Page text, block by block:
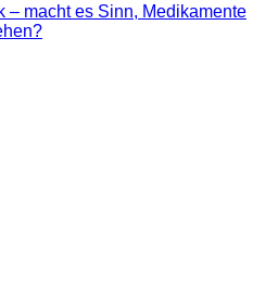
– macht es Sinn, Medikamente